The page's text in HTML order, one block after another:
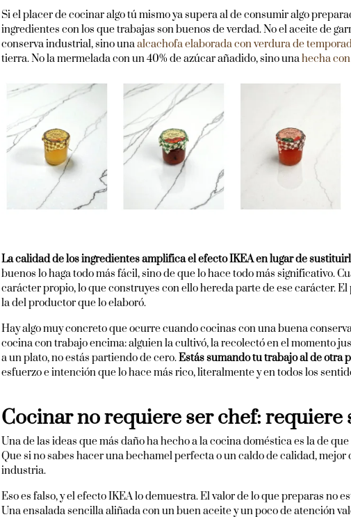
Si el placer de cocinar algo tú mismo ya supera al de consumir algo
ingredientes con los que trabajas son buenos de verdad. No el aceite de
conserva industrial, sino unaalcachofa elaborada con verdura de
tierra. No la mermelada con un 40% de azúcar añadido, sino unahecha
La calidad de los ingredientes amplifica el efecto IKEA en lugar de
buenos lo haga todo más fácil, sino de que lo hace todo más significativo.
carácter propio, lo que construyes con ello hereda parte de ese carácter.
la del productor que lo elaboró.
Hay algo muy concreto que ocurre cuando cocinas con una buena
cocina con trabajo encima: alguien la cultivó, la recolectó en el momento
a un plato, no estás partiendo de cero.Estás sumando tu trabajo al de otra
esfuerzo e intención que lo hace más rico, literalmente y en todos los
Cocinar no requiere ser chef: requiere
Una de las ideas que más daño ha hecho a la cocina doméstica es la de que
Que si no sabes hacer una bechamel perfecta o un caldo de calidad,
industria.
Eso es falso, y el efecto IKEA lo demuestra. El valor de lo que preparas no
Una ensalada sencilla aliñada con un buen aceite y un poco de atención